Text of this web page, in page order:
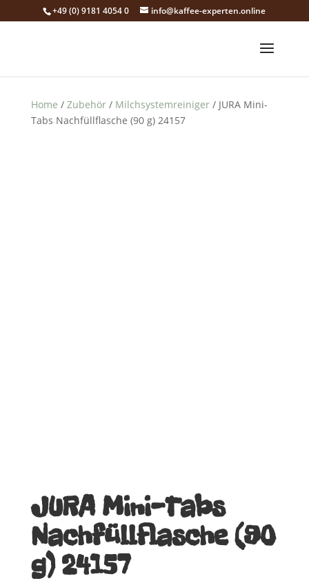
+49 (0) 9181 4054 0 info@kaffee-experten.online
Home / Zubehör/ Milchsystemreiniger/ JURA Mini-
Tabs Nach­füll­fla­sche (90 g) 24157
JURA Mini-Tabs
Nach­füll­fla­sche (90
g) 24157